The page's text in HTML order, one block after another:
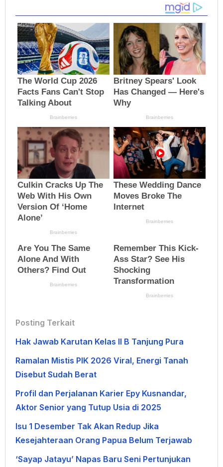
Posting Terkait
Hak Jawab Karutan Kelas II B Tanjung Pura
Ramalan Mistis PIK 2026 Viral, Energi Tanah
Disebut Sudah Berat
Profil dan Perjalanan Karier Epy Kusnandar,
Aktor Senior yang Tutup Usia di 2025
Isu 1 Desember Tak Akan Redup Jika
Kesejahteraan Orang Papua Belum Terjawab
‘Sayap Jatayu’ Napas Baru Seni Pertunjukan